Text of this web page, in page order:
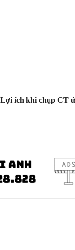
Lợi ích khi chụp CT